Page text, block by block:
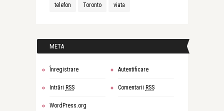
telefon Toronto viata
META
Înregistrare Autentificare
Intrări RSS Comentarii RSS
WordPress.org